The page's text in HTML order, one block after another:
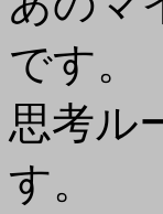
です。
思考ル
す。